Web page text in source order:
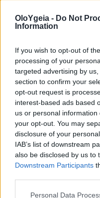
OloYgeia - Do Not
Information
If you wish to opt-out of
processing of your
targeted advertising by
section to confirm your
opt-out request is
interest-based ads based
us or personal
your opt-out. You may
disclosure of your
IAB’s list of downstream
also be disclosed by us to
Downstream Participants
Personal Data
τις ξεχνάμε –
τις ανακτήσουμε
Νέα μελέτη
αναμνήσεις όταν τις
στοιχεία για το πώς
να ανακτηθούν.